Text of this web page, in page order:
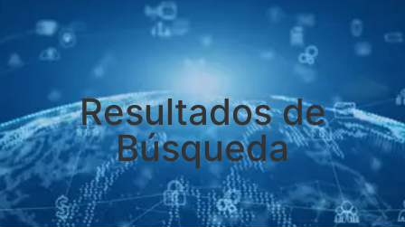
Resultados de
Búsqueda